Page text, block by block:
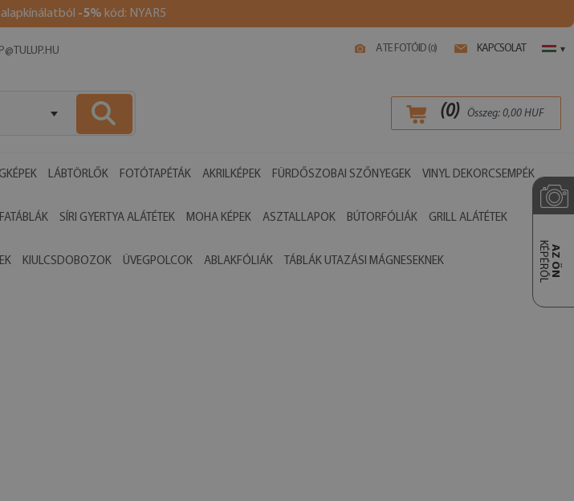
-5% kód: NYAR5
A TE FOTÓID (0) KAPCSOLAT ▾
(0) Összeg: 0,00 HUF
LÁBTÖRLŐK FOTÓTAPÉTÁK AKRILKÉPEK FÜRDŐSZOBAI SZŐNYEGEK VINYL DEKORCSEMPÉK
SÍRI GYERTYA ALÁTÉTEK MOHA KÉPEK ASZTALLAPOK BÚTORFÓLIÁK GRILL ALÁTÉTEK
KIULCSDOBOZOK ÜVEGPOLCOK ABLAKFÓLIÁK TÁBLÁK UTAZÁSI MÁGNESEKNEK AZ ÖN
KÉPÉRŐL